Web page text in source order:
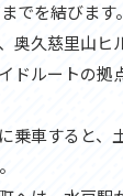
転車修理施設
ポートライダー
協議会
でを結びます
奥久慈里山ヒ
ドルートの拠
乗車すると、